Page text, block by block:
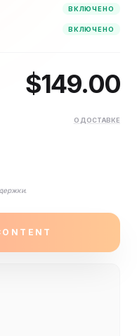
ВКЛЮЧЕНО
ВКЛЮЧЕНО
$149.00
О ДОСТАВКЕ